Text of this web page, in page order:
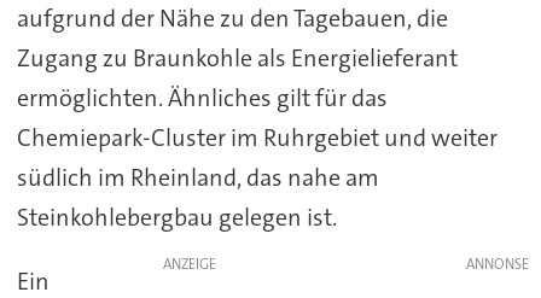
aufgrund der Nähe zu den Tagebauen, die
Zugang zu Braunkohle als Energielieferant
ermöglichten. Ähnliches gilt für das
Chemiepark-Cluster im Ruhrgebiet und weiter
südlich im Rheinland, das nahe am
Steinkohlebergbau gelegen ist.
ANZEIGE
Ein